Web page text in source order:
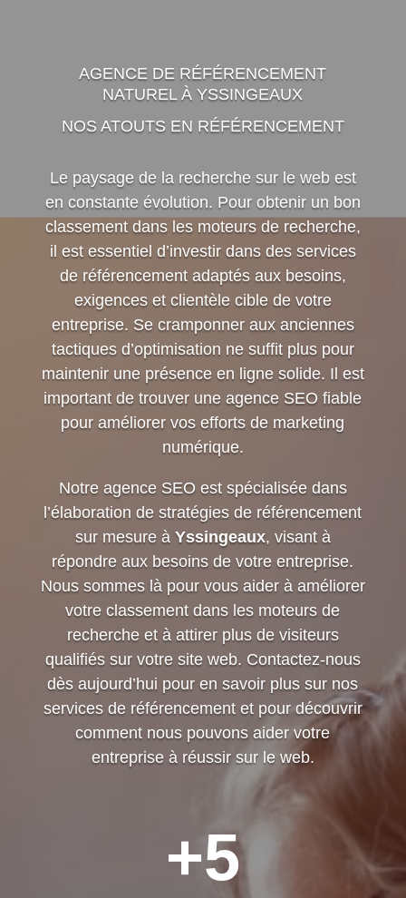
AGENCE DE RÉFÉRENCEMENT
NATUREL À YSSINGEAUX
NOS ATOUTS EN RÉFÉRENCEMENT
Le paysage de la recherche sur le web est
en constante évolution. Pour obtenir un bon
classement dans les moteurs de recherche,
il est essentiel d’investir dans des services
de référencement adaptés aux besoins,
exigences et clientèle cible de votre
entreprise. Se cramponner aux anciennes
tactiques d’optimisation ne suffit plus pour
maintenir une présence en ligne solide. Il est
important de trouver une agence SEO fiable
pour améliorer vos efforts de marketing
numérique.
Notre agence SEO est spécialisée dans
l’élaboration de stratégies de référencement
sur mesure à Yssingeaux, visant à
répondre aux besoins de votre entreprise.
Nous sommes là pour vous aider à améliorer
votre classement dans les moteurs de
recherche et à attirer plus de visiteurs
qualifiés sur votre site web. Contactez-nous
dès aujourd’hui pour en savoir plus sur nos
services de référencement et pour découvrir
comment nous pouvons aider votre
entreprise à réussir sur le web.
+5